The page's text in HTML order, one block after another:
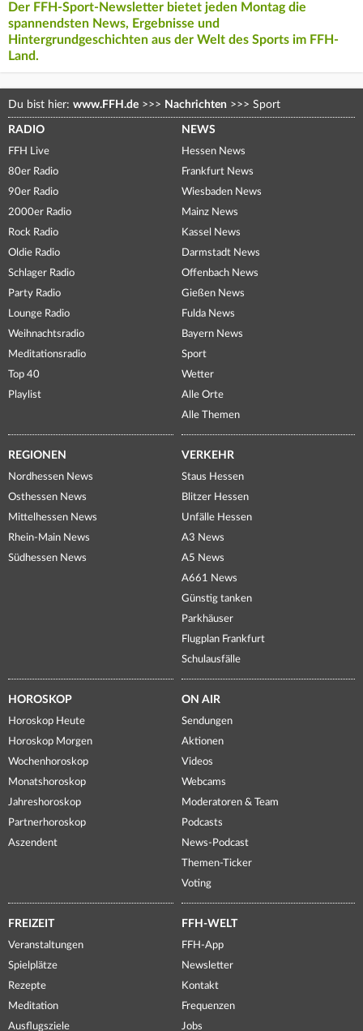
Der FFH-Sport-Newsletter bietet jeden Montag die
spannendsten News, Ergebnisse und
Hintergrundgeschichten aus der Welt des Sports im FFH-
Land.
Du bist hier: www.FFH.de >>> Nachrichten >>> Sport
RADIO
FFH Live
80er Radio
90er Radio
2000er Radio
Rock Radio
Oldie Radio
Schlager Radio
Party Radio
Lounge Radio
Weihnachtsradio
Meditationsradio
Top 40
Playlist
NEWS
Hessen News
Frankfurt News
Wiesbaden News
Mainz News
Kassel News
Darmstadt News
Offenbach News
Gießen News
Fulda News
Bayern News
Sport
Wetter
Alle Orte
Alle Themen
REGIONEN
Nordhessen News
Osthessen News
Mittelhessen News
Rhein-Main News
Südhessen News
VERKEHR
Staus Hessen
Blitzer Hessen
Unfälle Hessen
A3 News
A5 News
A661 News
Günstig tanken
Parkhäuser
Flugplan Frankfurt
Schulausfälle
HOROSKOP
Horoskop Heute
Horoskop Morgen
Wochenhoroskop
Monatshoroskop
Jahreshoroskop
Partnerhoroskop
Aszendent
ON AIR
Sendungen
Aktionen
Videos
Webcams
Moderatoren & Team
Podcasts
News-Podcast
Themen-Ticker
Voting
FREIZEIT
Veranstaltungen
Spielplätze
Rezepte
Meditation
Ausflugsziele
FFH-WELT
FFH-App
Newsletter
Kontakt
Frequenzen
Jobs